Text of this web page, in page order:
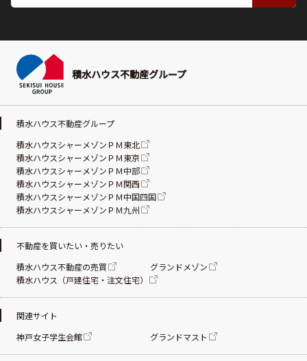
積水ハウス不動産グループ
積水ハウス不動産グループ
積水ハウスシャーメゾンＰＭ東北
積水ハウスシャーメゾンＰＭ東京
積水ハウスシャーメゾンＰＭ中部
積水ハウスシャーメゾンＰＭ関西
積水ハウスシャーメゾンＰＭ中国四国
積水ハウスシャーメゾンＰＭ九州
不動産を買いたい・売りたい
積水ハウス不動産の売買
グランドメゾン
積水ハウス（戸建住宅・注文住宅）
関連サイト
神戸女子学生会館
グランドマスト